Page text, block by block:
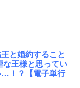
と婚約すること
な王様と思ってい
…！？【電子単行